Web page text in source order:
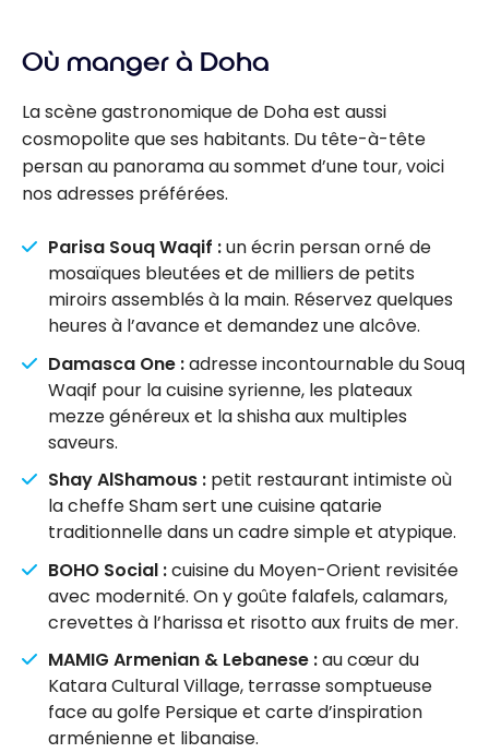
Où manger à Doha
La scène gastronomique de Doha est aussi
cosmopolite que ses habitants. Du tête-à-tête
persan au panorama au sommet d’une tour, voici
nos adresses préférées.
Parisa Souq Waqif :un écrin persan orné de
mosaïques bleutées et de milliers de petits
miroirs assemblés à la main. Réservez quelques
heures à l’avance et demandez une alcôve.
Damasca One :adresse incontournable du Souq
Waqif pour la cuisine syrienne, les plateaux
mezze généreux et la shisha aux multiples
saveurs.
Shay AlShamous : petit restaurant intimiste où
la cheffe Sham sert une cuisine qatarie
traditionnelle dans un cadre simple et atypique.
BOHO Social :cuisine du Moyen-Orient revisitée
avec modernité. On y goûte falafels, calamars,
crevettes à l’harissa et risotto aux fruits de mer.
MAMIG Armenian & Lebanese :au cœur du
Katara Cultural Village, terrasse somptueuse
face au golfe Persique et carte d’inspiration
arménienne et libanaise.